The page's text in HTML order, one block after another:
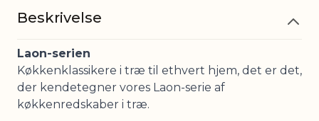
Beskrivelse
Laon-serien
Køkkenklassikere i træ til ethvert hjem, det er det,
der kendetegner vores Laon-serie af
køkkenredskaber i træ.